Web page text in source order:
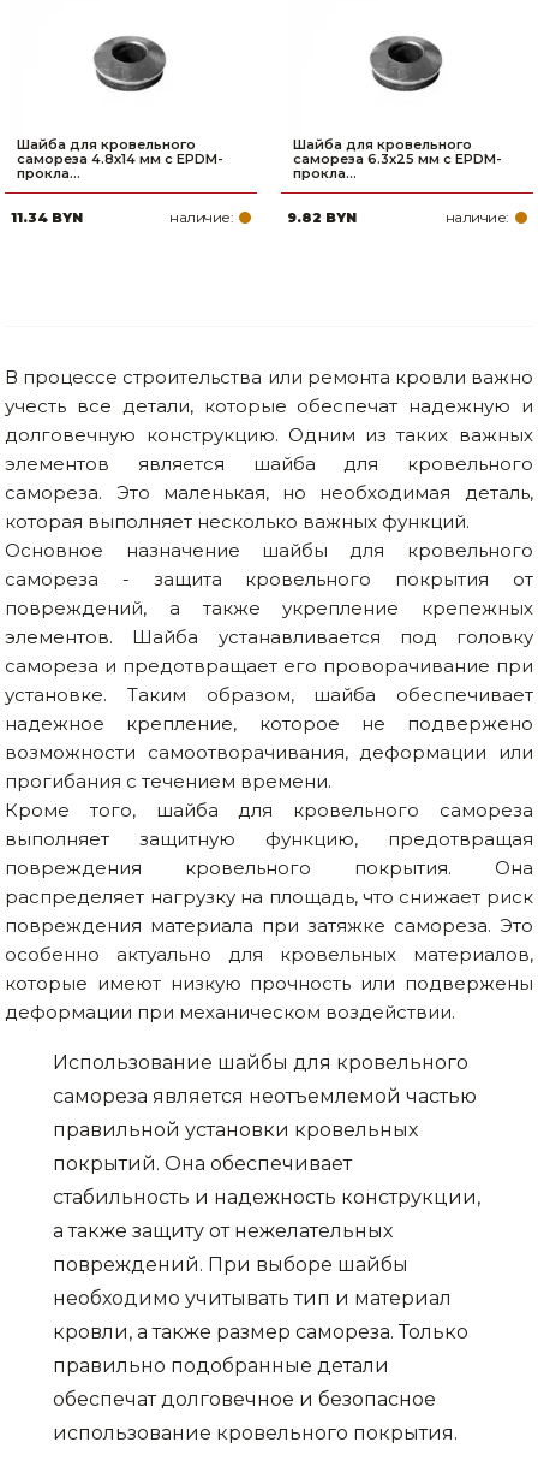
Шайба для кровельного
самореза 4.8х14 мм c EPDM-
прокла...
11.34 BYN наличие:
Шайба для кровельного
самореза 6.3х25 мм c EPDM-
прокла...
9.82 BYN наличие:
В процессе строительства или ремонта кровли важно
учесть все детали, которые обеспечат надежную и
долговечную конструкцию. Одним из таких важных
элементов является шайба для кровельного
самореза. Это маленькая, но необходимая деталь,
которая выполняет несколько важных функций.
Основное назначение шайбы для кровельного
самореза - защита кровельного покрытия от
повреждений, а также укрепление крепежных
элементов. Шайба устанавливается под головку
самореза и предотвращает его проворачивание при
установке. Таким образом, шайба обеспечивает
надежное крепление, которое не подвержено
возможности самоотворачивания, деформации или
прогибания с течением времени.
Кроме того, шайба для кровельного самореза
выполняет защитную функцию, предотвращая
повреждения кровельного покрытия. Она
распределяет нагрузку на площадь, что снижает риск
повреждения материала при затяжке самореза. Это
особенно актуально для кровельных материалов,
которые имеют низкую прочность или подвержены
деформации при механическом воздействии.
Использование шайбы для кровельного
самореза является неотъемлемой частью
правильной установки кровельных
покрытий. Она обеспечивает
стабильность и надежность конструкции,
а также защиту от нежелательных
повреждений. При выборе шайбы
необходимо учитывать тип и материал
кровли, а также размер самореза. Только
правильно подобранные детали
обеспечат долговечное и безопасное
использование кровельного покрытия.